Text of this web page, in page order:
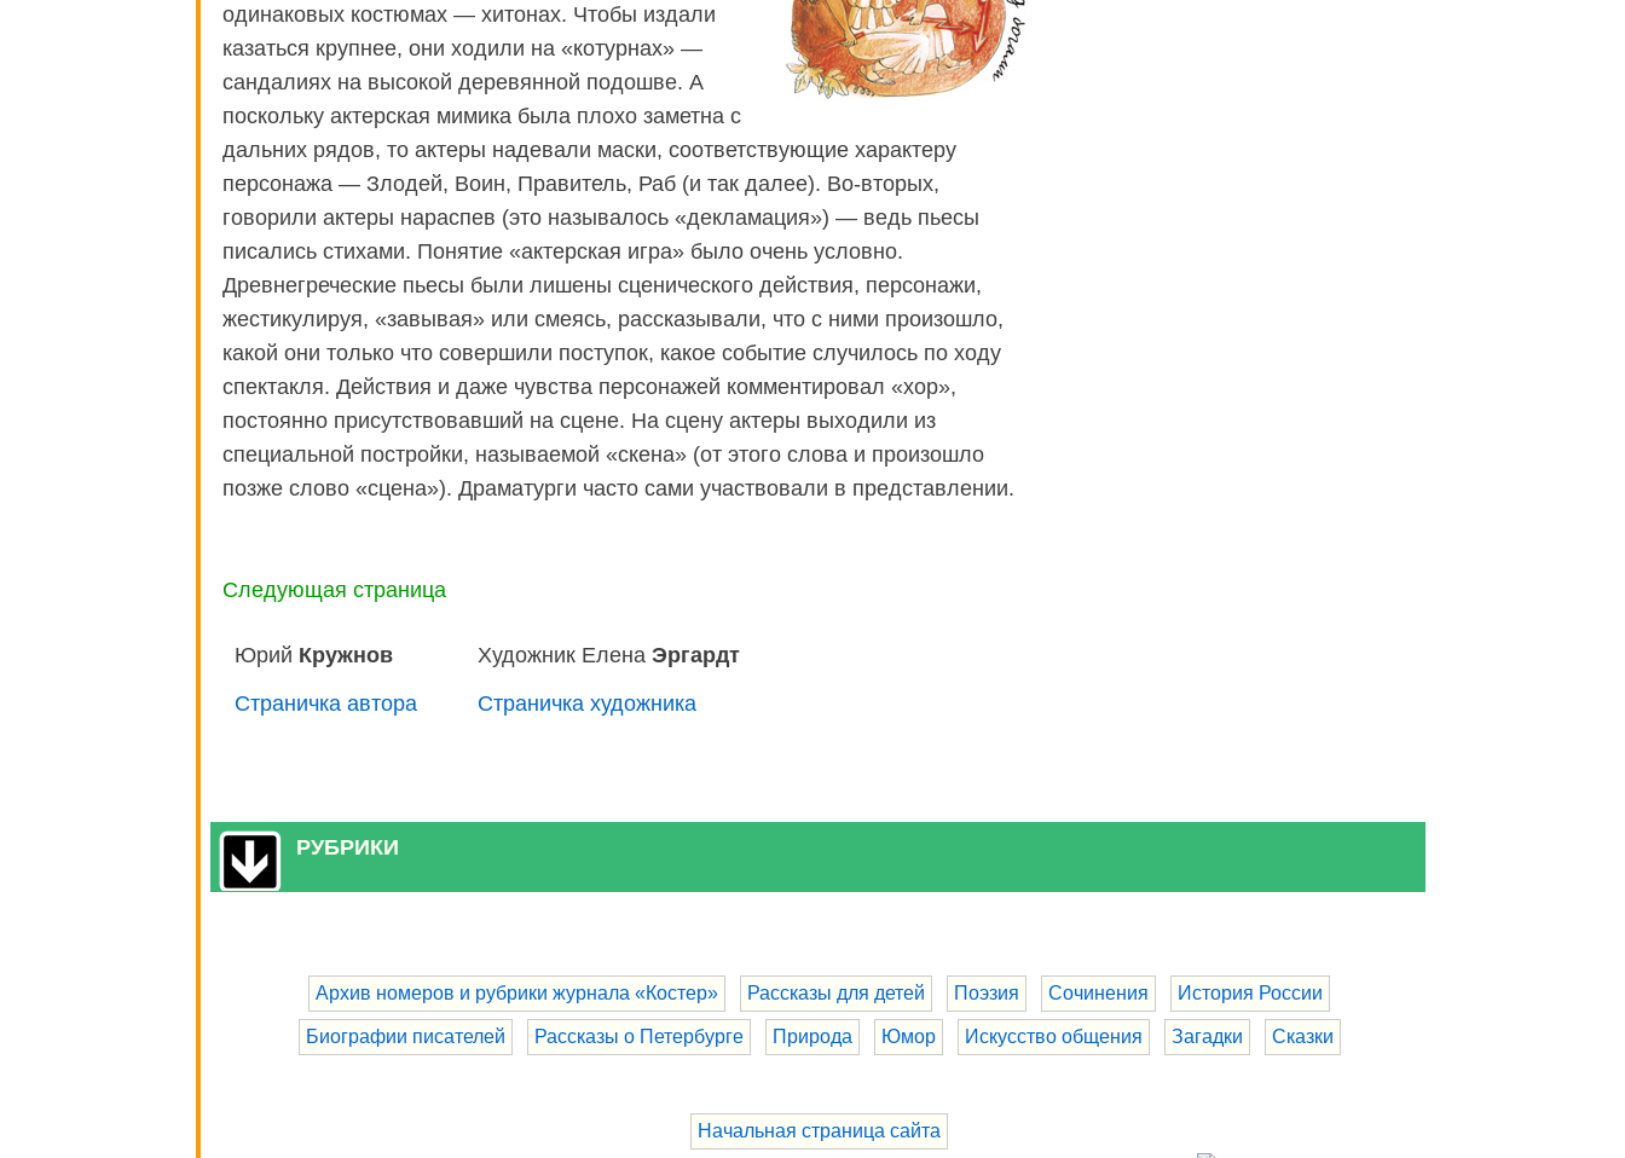
одинаковых костюмах — хитонах. Чтобы издали
казаться крупнее, они ходили на «котурнах» —
сандалиях на высокой деревянной подошве. А
поскольку актерская мимика была плохо заметна с
дальних рядов, то актеры надевали маски, соответствующие характеру
персонажа — Злодей, Воин, Правитель, Раб (и так далее). Во-вторых,
говорили актеры нараспев (это называлось «декламация») — ведь пьесы
писались стихами. Понятие «актерская игра» было очень условно.
Древнегреческие пьесы были лишены сценического действия, персонажи,
жестикулируя, «завывая» или смеясь, рассказывали, что с ними произошло,
какой они только что совершили поступок, какое событие случилось по ходу
спектакля. Действия и даже чувства персонажей комментировал «хор»,
постоянно присутствовавший на сцене. На сцену актеры выходили из
специальной постройки, называемой «скена» (от этого слова и произошло
позже слово «сцена»). Драматурги часто сами участвовали в представлении.
Следующая страница
Юрий Кружнов Художник Елена Эргардт
Страничка автора
Страничка художника
РУБРИКИ
Архив номеров и рубрики журнала «Костер» Рассказы для детей Поэзия Сочинения История России
Биографии писателей Рассказы о Петербурге Природа Юмор Искусство общения Загадки Сказки
Начальная страница сайта